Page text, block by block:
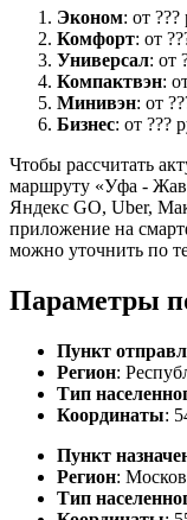
Эконом: от ???
Комфорт: от
Универсал: от
Компактвэн:
Минивэн: от
Бизнес: от ???
Чтобы рассчитать
маршруту «Уфа -
Яндекс GO, Uber,
приложение на
можно уточнить по
Параметры
Пункт
Регион:
Тип
Координаты:
Пункт
Регион:
Тип